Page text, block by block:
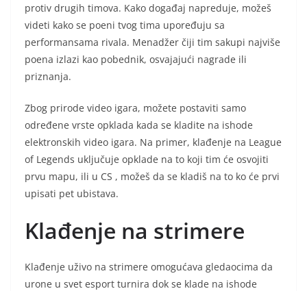
protiv drugih timova. Kako događaj napreduje, možeš
videti kako se poeni tvog tima upoređuju sa
performansama rivala. Menadžer čiji tim sakupi najviše
poena izlazi kao pobednik, osvajajući nagrade ili
priznanja.
Zbog prirode video igara, možete postaviti samo
određene vrste opklada kada se kladite na ishode
elektronskih video igara. Na primer, klađenje na League
of Legends uključuje opklade na to koji tim će osvojiti
prvu mapu, ili u CS , možeš da se kladiš na to ko će prvi
upisati pet ubistava.
Klađenje na strimere
Klađenje uživo na strimere omogućava gledaocima da
urone u svet esport turnira dok se klade na ishode